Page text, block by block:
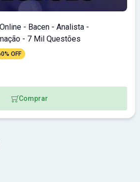
- Bacen - Analista -
- 7 Mil Questões
OFF
Comprar